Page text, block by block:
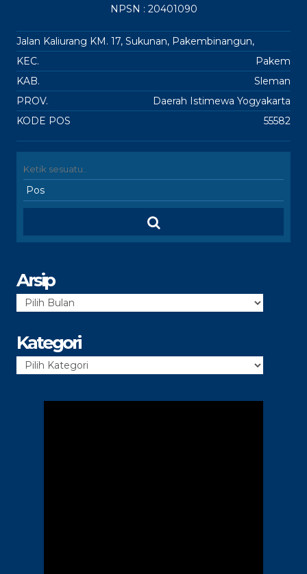
NPSN : 20401090
Jalan Kaliurang KM. 17, Sukunan, Pakembinangun,
KEC.
Pakem
KAB.
Sleman
PROV.
Daerah Istimewa Yogyakarta
KODE POS
55582
Arsip
Arsip
Kategori
Kategori